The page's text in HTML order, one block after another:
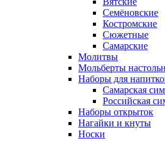
Семёновские
Костромские
Сюжетные
Самарские
Молитвы
Мольберты
Наборы для
Самарская
Российская
Наборы открыток
Нагайки и кнуты
Носки